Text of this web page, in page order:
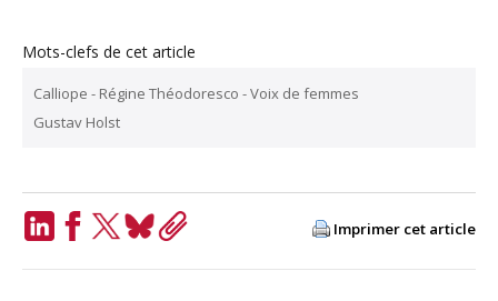
Mots-clefs de cet article
Calliope - Régine Théodoresco - Voix de femmes
Gustav Holst
Imprimer cet article